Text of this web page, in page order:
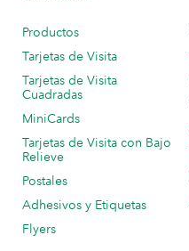
Productos
Tarjetas de Visita
Tarjetas de Visita
Cuadradas
MiniCards
Tarjetas de Visita con Bajo
Relieve
Postales
Adhesivos y Etiquetas
Flyers